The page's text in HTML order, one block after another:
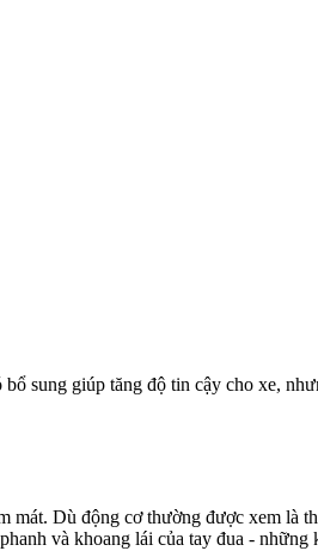
sung giúp tăng độ tin cậy cho xe,
Dù động cơ thường được xem là
và khoang lái của tay đua -